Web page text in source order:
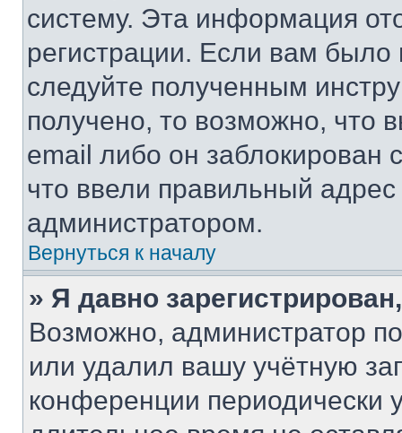
систему. Эта информация
регистрации. Если вам
следуйте полученным
получено, то возможно, что
email либо он
что ввели правильный адрес
администратором.
Вернуться к началу
» Я давно
Возможно, администратор
или удалил вашу учётную
конференции периодически